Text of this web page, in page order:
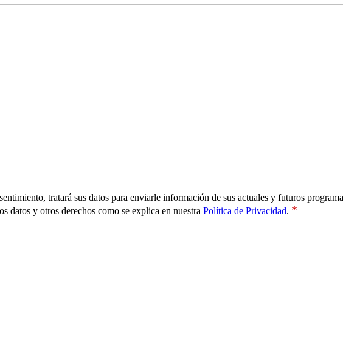
tratará sus datos para enviarle información de sus actuales y futuros
datos y otros derechos como se explica en nuestra Política de Privacidad. *